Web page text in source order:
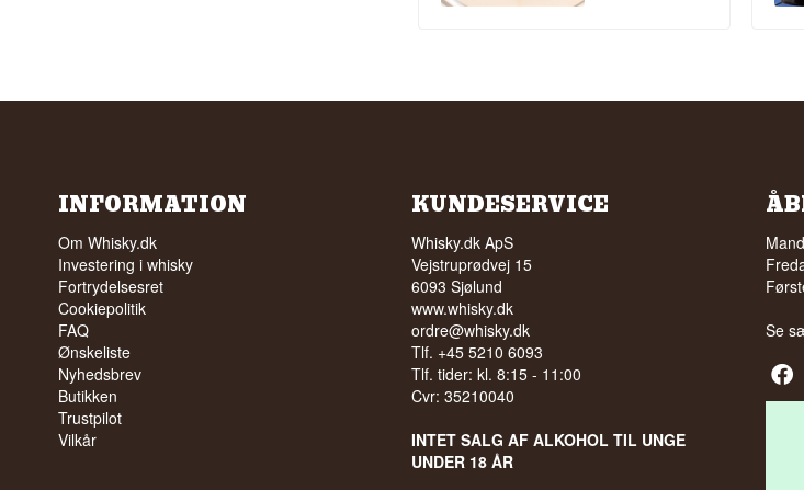
INFORMATION
Om Whisky.dk
Investering i whisky
Fortrydelsesret
Cookiepolitik
FAQ
Ønskeliste
Nyhedsbrev
Butikken
Trustpilot
Vilkår
KUNDESERVICE
Whisky.dk ApS
Vejstruprødvej 15
6093 Sjølund
www.whisky.dk
ordre@whisky.dk
Tlf. +45 5210 6093
Tlf. tider: kl. 8:15 - 11:00
Cvr: 35210040
INTET SALG AF ALKOHOL TIL UNGE
UNDER 18 ÅR
Se